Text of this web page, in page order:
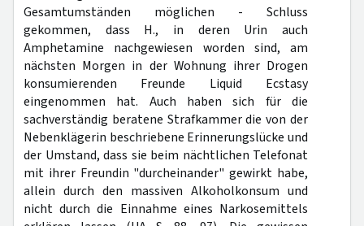
Gesamtumständen möglichen - Schluss
gekommen, dass H., in deren Urin auch
Amphetamine nachgewiesen worden sind, am
nächsten Morgen in der Wohnung ihrer Drogen
konsumierenden Freunde Liquid Ecstasy
eingenommen hat. Auch haben sich für die
sachverständig beratene Strafkammer die von der
Nebenklägerin beschriebene Erinnerungslücke und
der Umstand, dass sie beim nächtlichen Telefonat
mit ihrer Freundin "durcheinander" gewirkt habe,
allein durch den massiven Alkoholkonsum und
nicht durch die Einnahme eines Narkosemittels